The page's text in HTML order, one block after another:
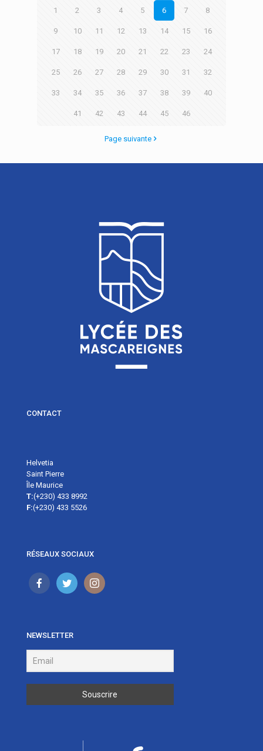
1 2 3 4 5 6 7 8
9 10 11 12 13 14 15 16
17 18 19 20 21 22 23 24
25 26 27 28 29 30 31 32
33 34 35 36 37 38 39 40
41 42 43 44 45 46
Page suivante
CONTACT
Helvetia
Saint Pierre
Île Maurice
T:(+230) 433 8992
F:(+230) 433 5526
RÉSEAUX SOCIAUX
NEWSLETTER